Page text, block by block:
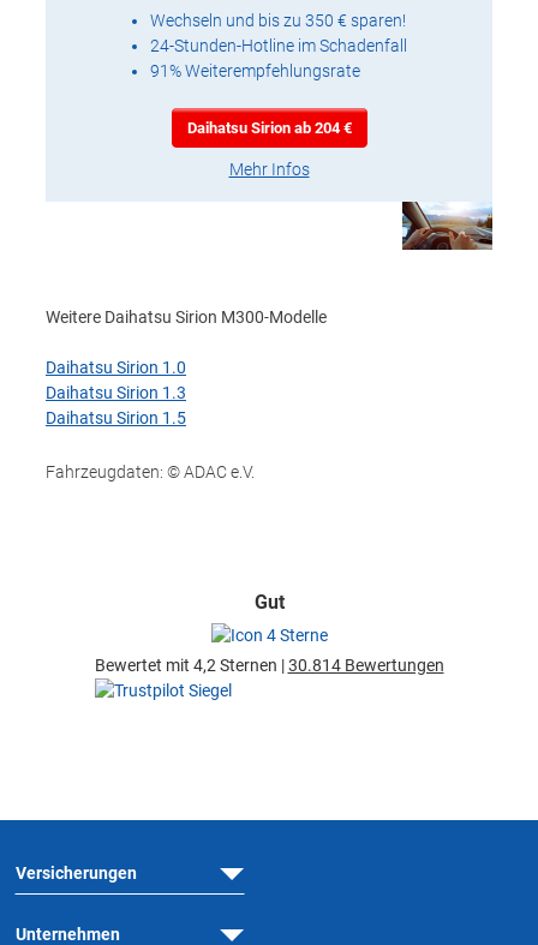
Wechseln und bis zu 350 € sparen!
24-Stunden-Hotline im Schadenfall
91% Weiterempfehlungsrate
Daihatsu Sirion ab 204 €
Mehr Infos
Weitere Daihatsu Sirion M300-Modelle
Daihatsu Sirion 1.0
Daihatsu Sirion 1.3
Daihatsu Sirion 1.5
Fahrzeugdaten: © ADAC e.V.
Gut
Bewertet mit 4,2 Sternen |30.814 Bewertungen
Versicherungen
Unternehmen